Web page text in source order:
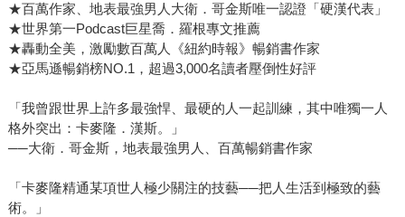
★百萬作家、地表最強男人大衛．哥金斯唯一認證「硬漢代表」
★世界第一Podcast巨星喬．羅根專文推薦
★轟動全美，激勵數百萬人《紐約時報》暢銷書作家
★亞馬遜暢銷榜NO.1，超過3,000名讀者壓倒性好評
「我曾跟世界上許多最強悍、最硬的人一起訓練，其中唯獨一人
格外突出：卡麥隆．漢斯。」
──大衛．哥金斯，地表最強男人、百萬暢銷書作家
「卡麥隆精通某項世人極少關注的技藝──把人生活到極致的藝
術。」